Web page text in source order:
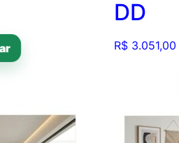
DD
R$ 3.051,00